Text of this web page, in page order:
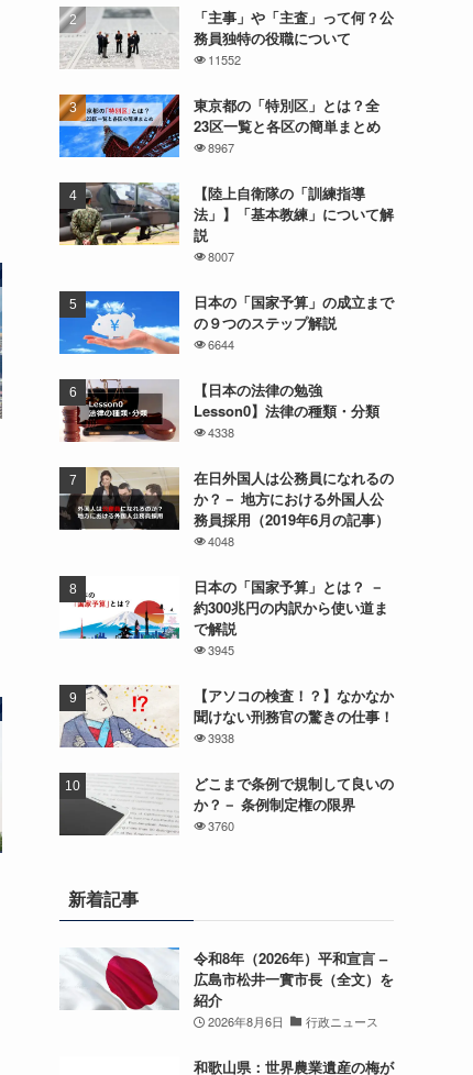
「主事」や「主査」って何？公
務員独特の役職について
11552
東京都の「特別区」とは？全
23区一覧と各区の簡単まとめ
8967
【陸上自衛隊の「訓練指導
法」】「基本教練」について解
説
8007
日本の「国家予算」の成立まで
の９つのステップ解説
6644
【日本の法律の勉強
Lesson0】法律の種類・分類
4338
在日外国人は公務員になれるの
か？－ 地方における外国人公
務員採用（2019年6月の記事）
4048
日本の「国家予算」とは？ －
約300兆円の内訳から使い道ま
で解説
3945
【アソコの検査！？】なかなか
聞けない刑務官の驚きの仕事！
3938
どこまで条例で規制して良いの
か？－ 条例制定権の限界
3760
新着記事
令和8年（2026年）平和宣言 –
広島市松井一實市長（全文）を
紹介
2026年8月6日 行政ニュース
和歌山県：世界農業遺産の梅が